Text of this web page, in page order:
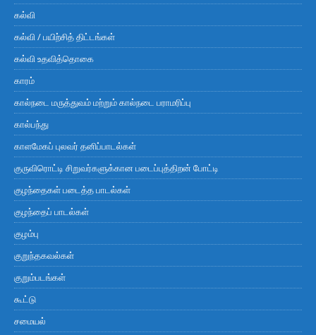
கல்வி
கல்வி / பயிற்சித் திட்டங்கள்
கல்வி உதவித்தொகை
காரம்
கால்நடை மருத்துவம் மற்றும் கால்நடை பராமரிப்பு
கால்பந்து
காளமேகப் புலவர் தனிப்பாடல்கள்
குருவிரொட்டி சிறுவர்களுக்கான படைப்புத்திறன் போட்டி
குழந்தைகள் படைத்த பாடல்கள்
குழந்தைப் பாடல்கள்
குழம்பு
குறுந்தகவல்கள்
குறும்படங்கள்
கூட்டு
சமையல்